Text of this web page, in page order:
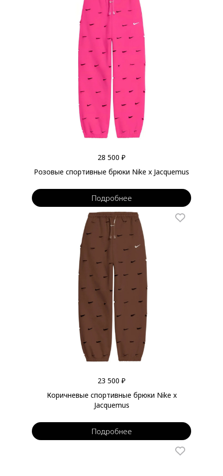
28 500 ₽
Розовые спортивные брюки Nike x Jacquemus
Подробнее
23 500 ₽
Коричневые спортивные брюки Nike x
Jacquemus
Подробнее